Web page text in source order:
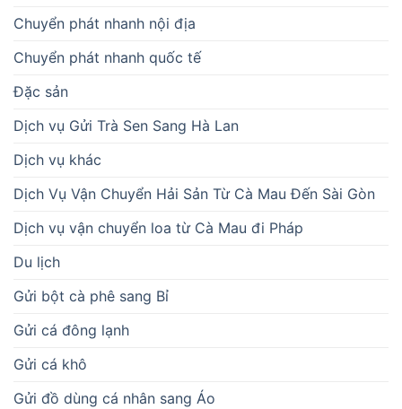
Chuyển phát nhanh nội địa
Chuyển phát nhanh quốc tế
Đặc sản
Dịch vụ Gửi Trà Sen Sang Hà Lan
Dịch vụ khác
Dịch Vụ Vận Chuyển Hải Sản Từ Cà Mau Đến Sài Gòn
Dịch vụ vận chuyển loa từ Cà Mau đi Pháp
Du lịch
Gửi bột cà phê sang Bỉ
Gửi cá đông lạnh
Gửi cá khô
Gửi đồ dùng cá nhân sang Áo